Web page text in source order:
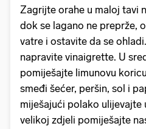
Zagrijte orahe u maloj tavi
dok se lagano ne preprže,
vatre i ostavite da se
napravite vinaigrette. U
pomiješajte limunovu
smeđi šećer, peršin, sol i
miješajući polako ulijevajte
velikoj zdjeli pomiješajte